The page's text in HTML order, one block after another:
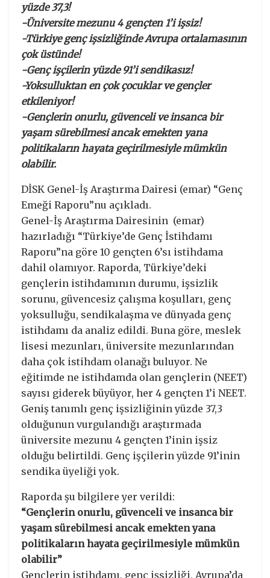
yüzde 37,3!
-Üniversite mezunu 4 gençten 1’i işsiz!
-Türkiye genç işsizliğinde Avrupa ortalamasının
çok üstünde!
-Genç işçilerin yüzde 91’i sendikasız!
-Yoksulluktan en çok çocuklar ve gençler
etkileniyor!
-Gençlerin onurlu, güvenceli ve insanca bir
yaşam sürebilmesi ancak emekten yana
politikaların hayata geçirilmesiyle mümkün
olabilir.
DİSK Genel-İş Araştırma Dairesi (emar) “Genç
Emeği Raporu”nu açıkladı.
Genel-İş Araştırma Dairesinin (emar)
hazırladığı “Türkiye’de Genç İstihdamı
Raporu”na göre 10 gençten 6’sı istihdama
dahil olamıyor. Raporda, Türkiye’deki
gençlerin istihdamının durumu, işsizlik
sorunu, güvencesiz çalışma koşulları, genç
yoksulluğu, sendikalaşma ve dünyada genç
istihdamı da analiz edildi. Buna göre, meslek
lisesi mezunları, üniversite mezunlarından
daha çok istihdam olanağı buluyor. Ne
eğitimde ne istihdamda olan gençlerin (NEET)
sayısı giderek büyüyor, her 4 gençten 1’i NEET.
Geniş tanımlı genç işsizliğinin yüzde 37,3
olduğunun vurgulandığı araştırmada
üniversite mezunu 4 gençten 1’inin işsiz
olduğu belirtildi. Genç işçilerin yüzde 91’inin
sendika üyeliği yok.
Raporda şu bilgilere yer verildi:
“Gençlerin onurlu, güvenceli ve insanca bir
yaşam sürebilmesi ancak emekten yana
politikaların hayata geçirilmesiyle mümkün
olabilir”
Gençlerin istihdamı, genç işsizliği, Avrupa’da